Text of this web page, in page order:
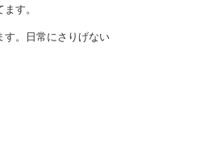
す。
す。日常にさりげない